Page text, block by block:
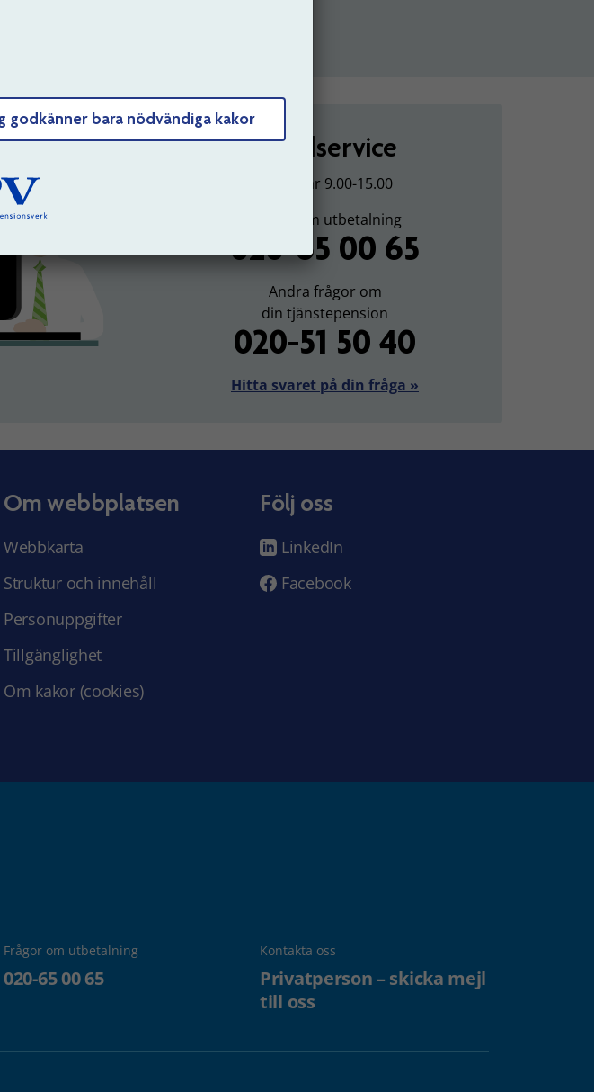
godkänner bara nödvändiga kakor
Kundservice
Vardagar 9.00-15.00
Frågor om utbetalning
020-65 00 65
Andra frågor om
din tjänstepension
020-51 50 40
Hitta svaret på din fråga »
Om webbplatsen
Webbkarta
Struktur och innehåll
Personuppgifter
Tillgänglighet
Om kakor (cookies)
Följ oss
LinkedIn
Facebook
Frågor om utbetalning
020-65 00 65
Kontakta oss
Privatperson – skicka mejl
till oss